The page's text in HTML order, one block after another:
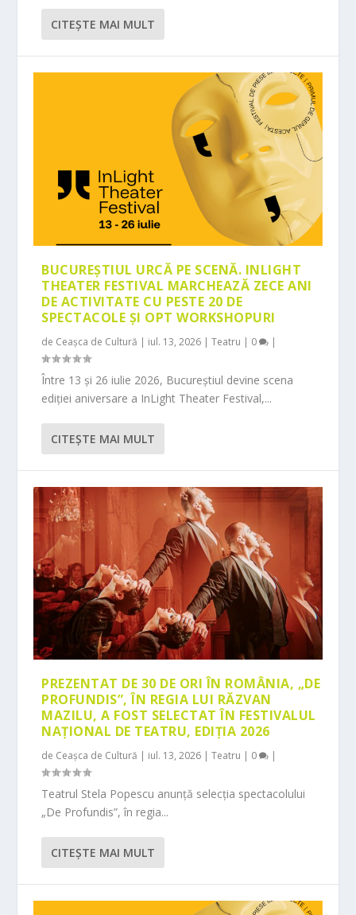
CITEŞTE MAI MULT
BUCUREȘTIUL URCĂ PE SCENĂ. INLIGHT
THEATER FESTIVAL MARCHEAZĂ ZECE ANI
DE ACTIVITATE CU PESTE 20 DE
SPECTACOLE ȘI OPT WORKSHOPURI
de Ceașca de Cultură | iul. 13, 2026 |Teatru | 0 |
Între 13 și 26 iulie 2026, Bucureștiul devine scena
ediției aniversare a InLight Theater Festival,...
CITEŞTE MAI MULT
PREZENTAT DE 30 DE ORI ÎN ROMÂNIA, „DE
PROFUNDIS”, ÎN REGIA LUI RĂZVAN
MAZILU, A FOST SELECTAT ÎN FESTIVALUL
NAȚIONAL DE TEATRU, EDIȚIA 2026
de Ceașca de Cultură | iul. 13, 2026 |Teatru | 0 |
Teatrul Stela Popescu anunță selecția spectacolului
„De Profundis”, în regia...
CITEŞTE MAI MULT